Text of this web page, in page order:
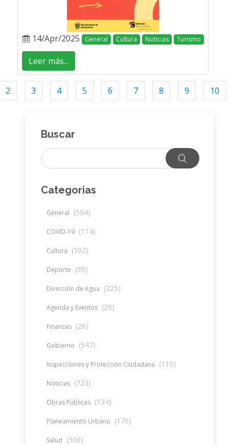
14/Apr/2025 General Cultura Noticias Turismo
Leer más...
2 3 4 5 6 7 8 9 10
Buscar
Categorias
General (504)
COVID-19 (114)
Cultura (192)
Deporte (98)
Dirección de Agua (225)
Agenda y Eventos (29)
Finanzas (26)
Gobierno (547)
Inspecciones y Protección Ciudadana (110)
Noticias (723)
Obras Públicas (134)
Planeamiento Urbano (176)
Salud (306)